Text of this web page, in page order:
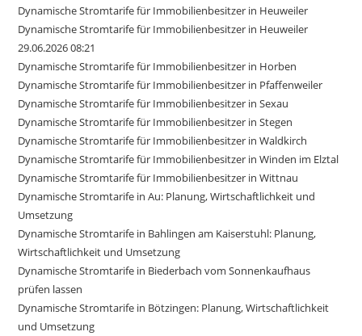
Dynamische Stromtarife für Immobilienbesitzer in Heuweiler
Dynamische Stromtarife für Immobilienbesitzer in Heuweiler
29.06.2026 08:21
Dynamische Stromtarife für Immobilienbesitzer in Horben
Dynamische Stromtarife für Immobilienbesitzer in Pfaffenweiler
Dynamische Stromtarife für Immobilienbesitzer in Sexau
Dynamische Stromtarife für Immobilienbesitzer in Stegen
Dynamische Stromtarife für Immobilienbesitzer in Waldkirch
Dynamische Stromtarife für Immobilienbesitzer in Winden im Elztal
Dynamische Stromtarife für Immobilienbesitzer in Wittnau
Dynamische Stromtarife in Au: Planung, Wirtschaftlichkeit und
Umsetzung
Dynamische Stromtarife in Bahlingen am Kaiserstuhl: Planung,
Wirtschaftlichkeit und Umsetzung
Dynamische Stromtarife in Biederbach vom Sonnenkaufhaus
prüfen lassen
Dynamische Stromtarife in Bötzingen: Planung, Wirtschaftlichkeit
und Umsetzung